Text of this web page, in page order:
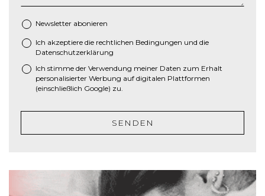
h
M
S
h
g
t
Newsletter abonieren
* Ich akzeptiere die rechtlichen Bedingungen und die
Datenschutzerklärung
Ich stimme der Verwendung meiner Daten zum Erhalt
personalisierter Werbung auf digitalen Plattformen
(einschließlich Google) zu.
SENDEN